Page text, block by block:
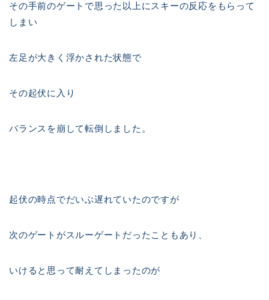
その手前のゲートで思った以上にスキーの反応をもらって
しまい
左足が大きく浮かされた状態で
その起伏に入り
バランスを崩して転倒しました。
起伏の時点でだいぶ遅れていたのですが
次のゲートがスルーゲートだったこともあり、
いけると思って耐えてしまったのが